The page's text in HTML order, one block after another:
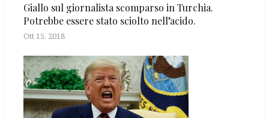
Giallo sul giornalista scomparso in Turchia.
Potrebbe essere stato sciolto nell’acido.
Ott 15, 2018